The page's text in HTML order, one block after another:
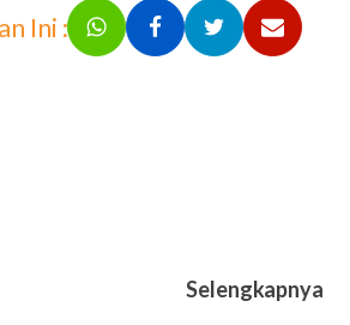
Ini :
Selengkapnya